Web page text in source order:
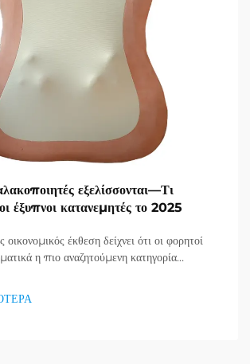
εξελίσσονται—Τι
έξυπνοι κατανεμητές το 2025
έκθεση δείχνει ότι οι φορητοί
η πιο αναζητούμενη κατηγορία
ήδη κατανοήσει...